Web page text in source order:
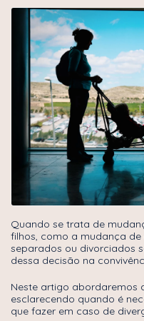
Quando se trata de
filhos, como a mudança
separados ou divorciados
dessa decisão na
Neste artigo abordaremos
esclarecendo quando é
que fazer em caso de